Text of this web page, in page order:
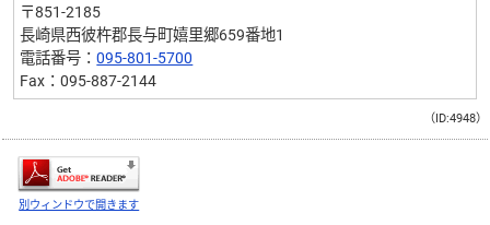
〒851-2185
長崎県西彼杵郡長与町嬉里郷659番地1
電話番号：095-801-5700
Fax：095-887-2144
（ID:4948）
別ウィンドウで開きます